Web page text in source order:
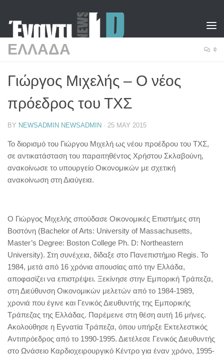
ΕΛΛΑΔΑ 0
Γιώργος Μιχελής – Ο νέος
πρόεδρος του ΤΧΣ
BY NEWSADMIN NEWSADMIN · 25 MAY 2015
Το διορισμό του Γιώργου Μιχελή ως νέου προέδρου του ΤΧΣ,
σε αντικατάσταση του παραιτηθέντος Χρήστου Σκλαβούνη,
ανακοίνωσε το υπουργείο Οικονομικών με σχετική
ανακοίνωση στη Διαύγεια.
O Γιώργος Μιχελής σπούδασε Οικονομικές Επιστήμες στη
Βοστόνη (Bachelor of Arts: University of Massachusetts,
Master’s Degree: Boston College Ph. D: Northeastern
University). Στη συνέχεια, δίδαξε στο Πανεπιστήμιο Regis. Το
1984, μετά από 16 χρόνια απουσίας από την Ελλάδα,
αποφασίζει να επιστρέψει. Ξεκίνησε στην Εμπορική Τράπεζα,
στη Διεύθυνση Οικονομικών μελετών από το 1984-1989,
χρονιά που έγινε και Γενικός Διευθυντής της Εμπορικής
Τράπεζας της Ελλάδας. Παρέμεινε στη θέση αυτή 16 μήνες.
Ακολούθησε η Εγνατία Τράπεζα, όπου υπήρξε Εκτελεστικός
Αντιπρόεδρος από το 1990-1995. Διετέλεσε Γενικός Διευθυντής
στο Ωνάσειο Καρδιοχειρουργικό Κέντρο για έναν χρόνο, 1995-